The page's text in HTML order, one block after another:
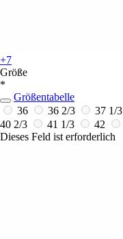
+7
Größe
*
Größentabelle
36
36 2/3 37 1/3
40 2/3
41 1/3 42
Dieses Feld ist erforderlich